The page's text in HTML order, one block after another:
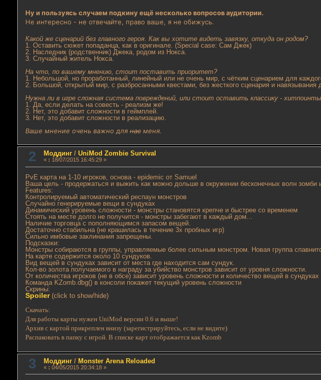
Ну и пользуясь случаем подкину ещё несколько вопросов аудитории.
Не интересно - не отвечайте, право ваше, я не обижусь.
Какой же сценарий без главного героя. Как вы хотите видеть завязку, откуда он родом?
1. Оставить сюжет попаданца, как в оригинале. (Special case: Сам Джек)
2. Наследник (родственник) Джека, родом из Нокса.
3. Случайный житель Нокса.
На что, по вашему мнению, стоит поставить приоритет?
1. Небольшой, но проработанный, линейный или не очень мир, с чётким сценарием для
2. Большой, открытый мир, с разбросанными квестами, без жесткого сценария и навязывания
Нужна ли в игре сложная система повреждений, или стоит оставить классику -
1. Да, если делать на совесть - реализм же!
2. Нет, это добавит сложности в геймплей.
3. Нет, это добавит сложности в реализацию.
Ваше мнение очень важно длянас меня.
2 Моддинг/ UniMod Zombie Survival
« : 18/07/2015 16:45:29 »
PvE карта на 1-10 игроков, основа - epidemic от Samuel
Ваша цель - продержаться и выжить как можно дольше в окружении бесконечных волн зомби
Features:
Контролируемый автоматический респаун монстров
Случайно генерируемые вещи в сундуках
Динамический уровень сложности - монстры становятся крепче и быстрее со временем
Стоять на месте долго не получится - монстры забегают в каждый дом...
Наличие торговца с пополняющимся запасом вещей.
Достаточно стабильна (не крашилась в течение 3х пробных игр)
Сильно имбовые заклинания запрещены.
Подсказки:
Монстры собираются в группы, управляемые более сильным монстром. Новая группа
На карте содержится около 10 сундуков.
Вид вещей в сундуках зависит от места где находится сам сундук.
Кол-во золота получаемого в награду за убийство монстров зависит от уровня сложности.
От количества игроков (не в обсе) зависит уровень сложности и количество вещей в сундуках
Команда KZomb.dbg() в консоли покажет текущий уровень сложности
Скрины:
Spoiler(click to show/hide)
Скачать:
Для работы карты нужен UniMod версии 0.6 и выше!
Архив с картой прикреплен внизу (зарегистрируйтесь, если не видите)
Распаковать в папку с игрой. В списке карт отображается как Kzomb
3 Моддинг/ Monster Arena Reloaded
« : 04/05/2015 20:34:18 »